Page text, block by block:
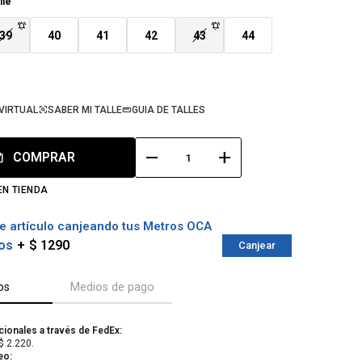
39 40 41 42 43 44
SABER MI TALLE GUIA DE TALLES
COMPRAR remove add
TIENDA
artículo canjeando tus Metros OCA
$ 1290 Canjear
Medios de pago
a través de FedEx:
2.220.